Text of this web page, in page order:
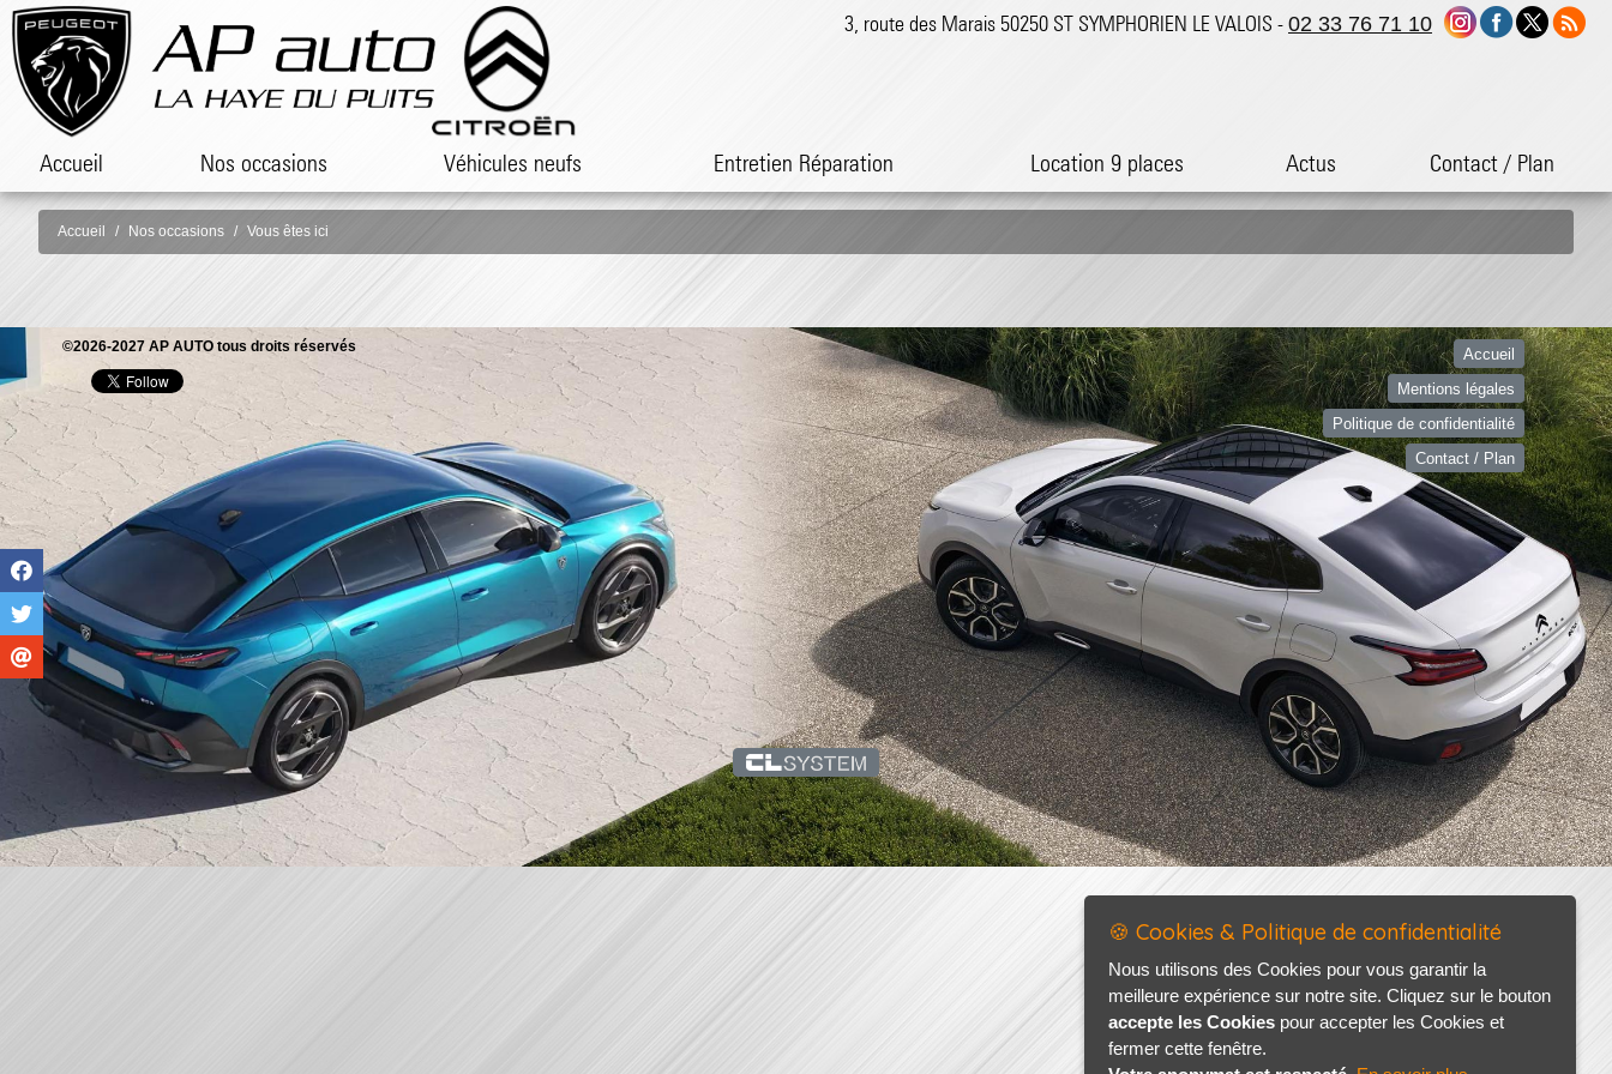
Accueil Nos occasions Véhicules neufs Entretien Réparation Location 9 places Actus Contact / Plan
3, route des Marais 50250 ST SYMPHORIEN LE VALOIS - 02 33 76 71 10
Accueil Nos occasions Vous êtes ici
©2026-2027 AP AUTO tous droits réservés
Accueil
Mentions légales
Politique de confidentialité
Contact / Plan
🍪 Cookies & Politique de confidentialité
Nous utilisons des Cookies pour vous garantir la
meilleure expérience sur notre site. Cliquez sur le bouton
accepte les Cookies pour accepter les Cookies et
fermer cette fenêtre.